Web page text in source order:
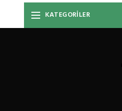
KATEGORİLER